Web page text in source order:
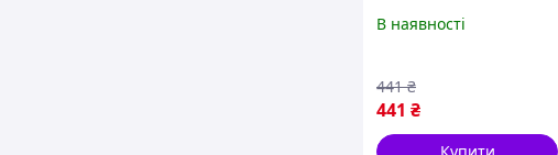
завдань, Сучасні
В наявності
441 ₴
441 ₴
Купити